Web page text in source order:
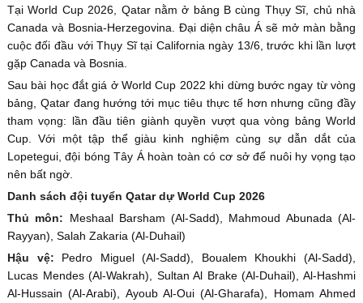
Tại World Cup 2026, Qatar nằm ở bảng B cùng Thụy Sĩ, chủ nhà
Canada và Bosnia-Herzegovina. Đại diện châu Á sẽ mở màn bằng
cuộc đối đầu với Thụy Sĩ tại California ngày 13/6, trước khi lần lượt
gặp Canada và Bosnia.
Sau bài học đắt giá ở World Cup 2022 khi dừng bước ngay từ vòng
bảng, Qatar đang hướng tới mục tiêu thực tế hơn nhưng cũng đầy
tham vọng: lần đầu tiên giành quyền vượt qua vòng bảng World
Cup. Với một tập thể giàu kinh nghiệm cùng sự dẫn dắt của
Lopetegui, đội bóng Tây Á hoàn toàn có cơ sở để nuôi hy vọng tạo
nên bất ngờ.
Danh sách đội tuyển Qatar dự World Cup 2026
Thủ môn: Meshaal Barsham (Al-Sadd), Mahmoud Abunada (Al-
Rayyan), Salah Zakaria (Al-Duhail)
Hậu vệ: Pedro Miguel (Al-Sadd), Boualem Khoukhi (Al-Sadd),
Lucas Mendes (Al-Wakrah), Sultan Al Brake (Al-Duhail), Al-Hashmi
Al-Hussain (Al-Arabi), Ayoub Al-Oui (Al-Gharafa), Homam Ahmed